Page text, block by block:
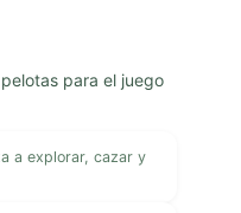
para el juego
a explorar, cazar y